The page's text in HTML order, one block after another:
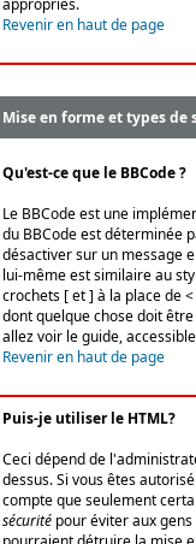
appropriés.
Revenir en haut de page
Mise en forme et types de
Qu'est-ce que le BBCode ?
Le BBCode est une
du BBCode est déterminée
désactiver sur un message
lui-même est similaire au
crochets [ et ] à la place de
dont quelque chose doit
allez voir le guide,
Revenir en haut de page
Puis-je utiliser le HTML?
Ceci dépend de
dessus. Si vous êtes
compte que seulement
sécurité pour éviter aux